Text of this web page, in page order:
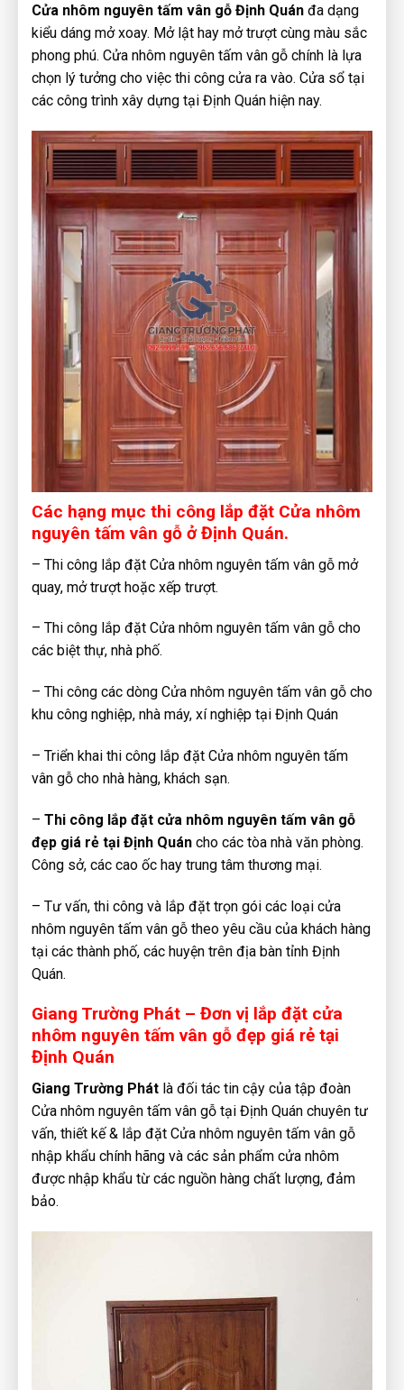
Cửa nhôm nguyên tấm vân gỗ Định Quán đa dạng
kiểu dáng mở xoay. Mở lật hay mở trượt cùng màu sắc
phong phú. Cửa nhôm nguyên tấm vân gỗ chính là lựa
chọn lý tưởng cho việc thi công cửa ra vào. Cửa sổ tại
các công trình xây dựng tại Định Quán hiện nay.
Các hạng mục thi công lắp đặt Cửa nhôm
nguyên tấm vân gỗ ở Định Quán.
– Thi công lắp đặt Cửa nhôm nguyên tấm vân gỗ mở
quay, mở trượt hoặc xếp trượt.
– Thi công lắp đặt Cửa nhôm nguyên tấm vân gỗ cho
các biệt thự, nhà phố.
– Thi công các dòng Cửa nhôm nguyên tấm vân gỗ cho
khu công nghiệp, nhà máy, xí nghiệp tại Định Quán
– Triển khai thi công lắp đặt Cửa nhôm nguyên tấm
vân gỗ cho nhà hàng, khách sạn.
– Thi công lắp đặt cửa nhôm nguyên tấm vân gỗ
đẹp giá rẻ tại Định Quán cho các tòa nhà văn phòng.
Công sở, các cao ốc hay trung tâm thương mại.
– Tư vấn, thi công và lắp đặt trọn gói các loại cửa
nhôm nguyên tấm vân gỗ theo yêu cầu của khách hàng
tại các thành phố, các huyện trên địa bàn tỉnh Định
Quán.
Giang Trường Phát – Đơn vị lắp đặt cửa
nhôm nguyên tấm vân gỗ đẹp giá rẻ tại
Định Quán
Giang Trường Phát là đối tác tin cậy của tập đoàn
Cửa nhôm nguyên tấm vân gỗ tại Định Quán chuyên tư
vấn, thiết kế & lắp đặt Cửa nhôm nguyên tấm vân gỗ
nhập khẩu chính hãng và các sản phẩm cửa nhôm
được nhập khẩu từ các nguồn hàng chất lượng, đảm
bảo.